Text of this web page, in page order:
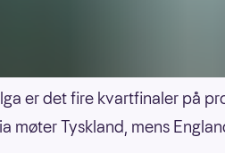
er det fire kvartfinaler på
møter Tyskland, mens